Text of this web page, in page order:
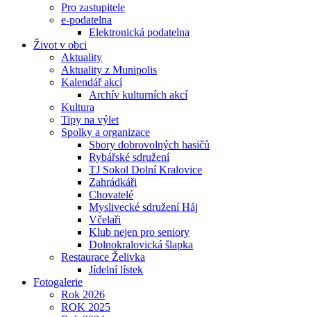
Pro zastupitele
e-podatelna
Elektronická podatelna
Život v obci
Aktuality
Aktuality z Munipolis
Kalendář akcí
Archív kulturních akcí
Kultura
Tipy na výlet
Spolky a organizace
Sbory dobrovolných hasičů
Rybářské sdružení
TJ Sokol Dolní Kralovice
Zahrádkáři
Chovatelé
Myslivecké sdružení Háj
Včelaři
Klub nejen pro seniory
Dolnokralovická šlapka
Restaurace Želivka
Jídelní lístek
Fotogalerie
Rok 2026
ROK 2025